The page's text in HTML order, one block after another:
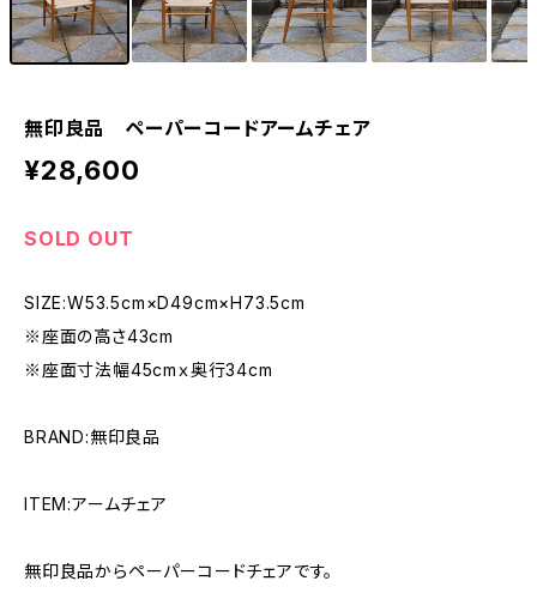
無印良品 ペーパーコードアームチェア
¥28,600
SOLD OUT
SIZE:W53.5cm×D49cm×H73.5cm
※座面の高さ43cm
※座面寸法幅45cmｘ奥行34cm
BRAND:無印良品
ITEM:アームチェア
無印良品からペーパーコードチェアです。